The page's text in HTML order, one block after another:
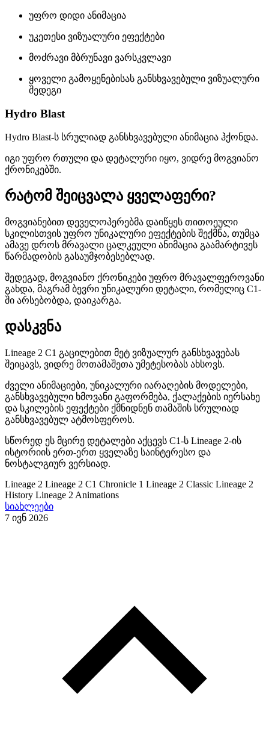
უფრო დიდი ანიმაცია
უკეთესი ვიზუალური ეფექტები
მოძრავი მბრუნავი ვარსკვლავი
ყოველი გამოყენებისას განსხვავებული ვიზუალური
შედეგი
Hydro Blast
Hydro Blast-ს სრულიად განსხვავებული ანიმაცია ჰქონდა.
იგი უფრო რთული და დეტალური იყო, ვიდრე მოგვიანო
ქრონიკებში.
რატომ შეიცვალა ყველაფერი?
მოგვიანებით დეველოპერებმა დაიწყეს თითოეული
სკილისთვის უფრო უნიკალური ეფექტების შექმნა, თუმცა
ამავე დროს მრავალი ცალკეული ანიმაცია გაამარტივეს
წარმადობის გასაუმჯობესებლად.
შედეგად, მოგვიანო ქრონიკები უფრო მრავალფეროვანი
გახდა, მაგრამ ბევრი უნიკალური დეტალი, რომელიც C1-
ში არსებობდა, დაიკარგა.
დასკვნა
Lineage 2 C1 გაცილებით მეტ ვიზუალურ განსხვავებას
შეიცავს, ვიდრე მოთამაშეთა უმეტესობას ახსოვს.
ძველი ანიმაციები, უნიკალური იარაღების მოდელები,
განსხვავებული ხმოვანი გაფორმება, ქალაქების იერსახე
და სკილების ეფექტები ქმნიდნენ თამაშის სრულიად
განსხვავებულ ატმოსფეროს.
სწორედ ეს მცირე დეტალები აქცევს C1-ს Lineage 2-ის
ისტორიის ერთ-ერთ ყველაზე საინტერესო და
ნოსტალგიურ ვერსიად.
Lineage 2 Lineage 2 C1 Chronicle 1 Lineage 2 Classic Lineage 2
History Lineage 2 Animations
სიახლეები
7 ივნ 2026